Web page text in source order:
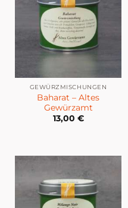
GEWÜRZMISCHUNGEN
Baharat – Altes
Gewürzamt
13,00 €